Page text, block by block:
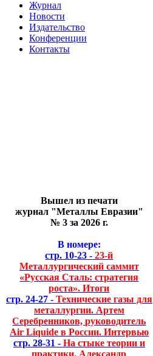
Журнал
Новости
Издательство
Конференции
Контакты
Вышел из печати
журнал "Металлы Евразии"
№ 3 за 2026 г.
В номере:
стр. 10-23 - 23-й
Металлургический саммит
«Русская Сталь: стратегия
роста». Итоги
стр. 24-27 - Технические газы для
металлургии. Артем
Серебренников, руководитель
Air Liquide в России. Интервью
стр. 28-31 - На стыке теории и